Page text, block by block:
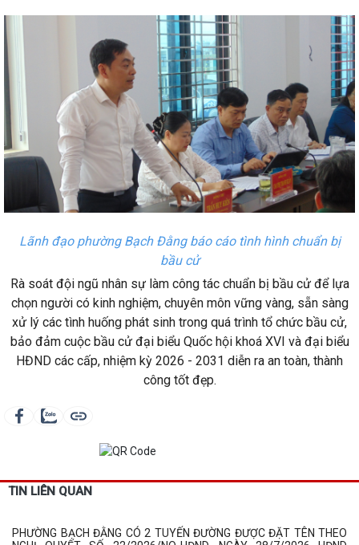
Lãnh đạo phường Bạch Đằng báo cáo tình hình chuẩn bị
bầu cử
Rà soát đội ngũ nhân sự làm công tác chuẩn bị bầu cử để lựa
chọn người có kinh nghiệm, chuyên môn vững vàng, sẵn sàng
xử lý các tình huống phát sinh trong quá trình tổ chức bầu cử,
bảo đảm cuộc bầu cử đại biểu Quốc hội khoá XVI và đại biểu
HĐND các cấp, nhiệm kỳ 2026 - 2031 diễn ra an toàn, thành
công tốt đẹp.
TIN LIÊN QUAN
PHƯỜNG BẠCH ĐẰNG CÓ 2 TUYẾN ĐƯỜNG ĐƯỢC ĐẶT TÊN THEO